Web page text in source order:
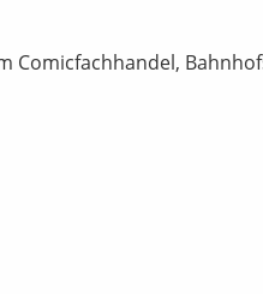
Comicfachhandel,